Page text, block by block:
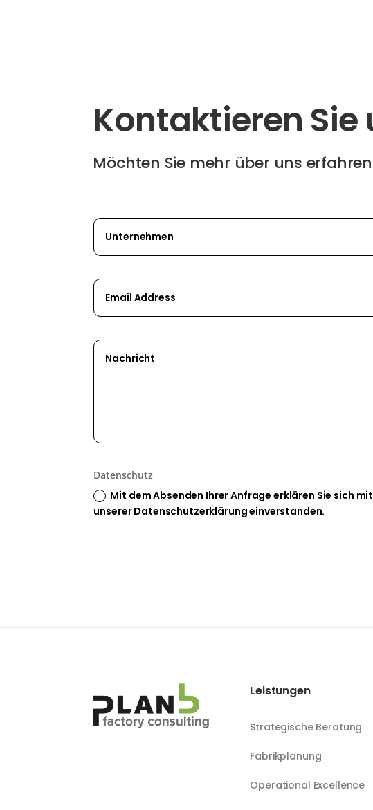
Kontaktieren Sie
Möchten Sie mehr über uns
Datenschutz
Mit dem Absenden Ihrer Anfrage erklären Sie sich
unserer Datenschutzerklärung einverstanden.
Leistungen
Strategische Beratung
Fabrikplanung
Operational Excellence